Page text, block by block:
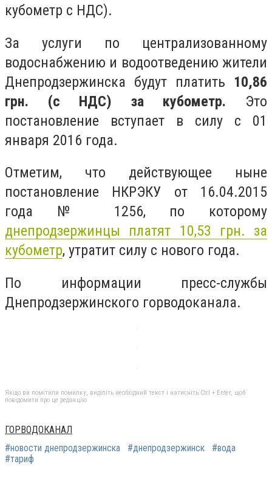
кубометр с НДС).
За услуги по централизованному
водоснабжению и водоотведению жители
Днепродзержинска будут платить 10,86
грн. (с НДС) за кубометр. Это
постановление вступает в силу с 01
января 2016 года.
Отметим, что действующее ныне
постановление НКРЭКУ от 16.04.2015
года № 1256, по которому
днепродзержинцы платят 10,53 грн. за
кубометр, утратит силу с нового года.
По информации пресс-службы
Днепродзержинского горводоканала.
Якщо ви помітили помилку, виділіть необхідний текст і натисніть Ctrl + Enter, щоб
повідомити про це редакцію
ГОРВОДОКАНАЛ
#новости днепродзержинска
#днепродзержинск
#вода
#тариф